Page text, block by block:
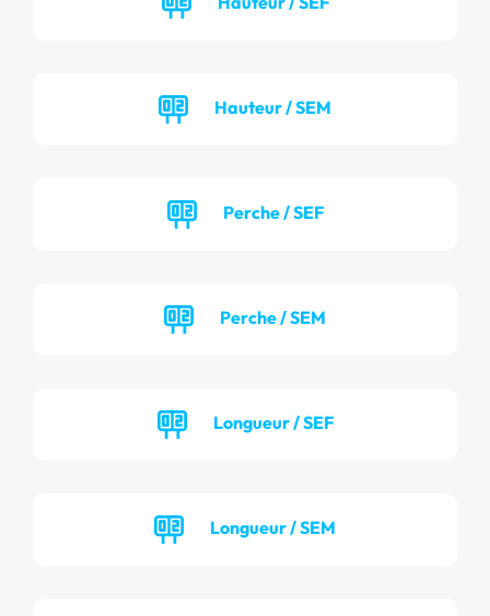
Hauteur / SEM
Perche / SEF
Perche / SEM
Longueur / SEF
Longueur / SEM